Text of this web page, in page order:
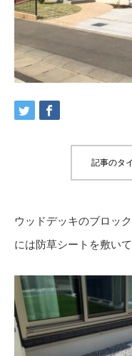
記事のタ
ウッドデッキのブロッ
には防草シートを敷いて